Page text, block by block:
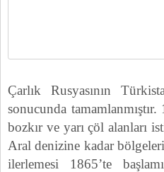
Çarlık Rusyasının
sonucunda
bozkır ve yarı çöl alanları
Aral denizine kadar
ilerlemesi 1865’te